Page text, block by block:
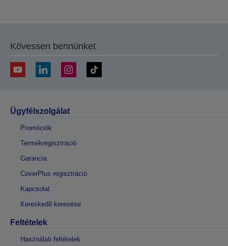
Kövessen bennünket
Ügyfélszolgálat
Promóciók
Termékregisztráció
Garancia
CoverPlus regisztráció
Kapcsolat
Kereskedő keresése
Feltételek
Használati feltételek